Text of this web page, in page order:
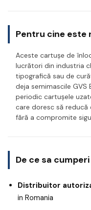
Pentru cine este
Aceste cartușe de
lucrători din industria
tipografică sau de
deja semimascile GVS
periodic cartușele
care doresc să
fără a compromite
De ce sa
Distribuitor
in Romania